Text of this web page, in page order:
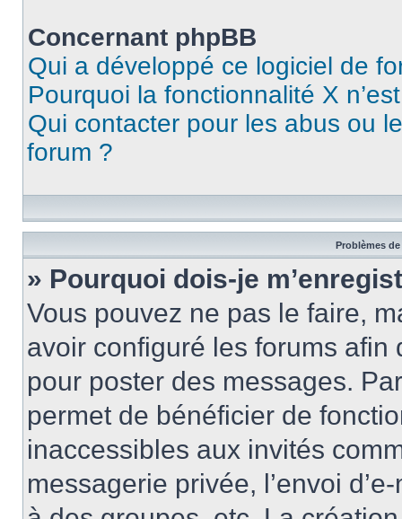
Concernant phpBB
Qui a développé ce logiciel de
Pourquoi la fonctionnalité X
Qui contacter pour les abus ou
forum ?
Problèmes
» Pourquoi dois-je
Vous pouvez ne pas le faire,
avoir configuré les forums afin
pour poster des messages.
permet de bénéficier de
inaccessibles aux invités
messagerie privée, l’envoi